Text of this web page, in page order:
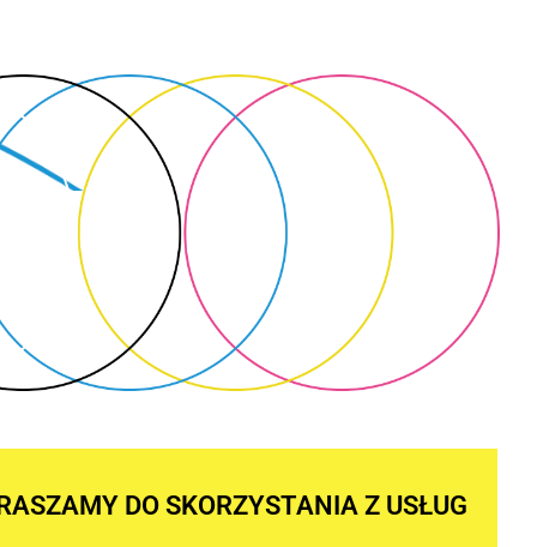
DO SKORZYSTANIA Z USŁUG